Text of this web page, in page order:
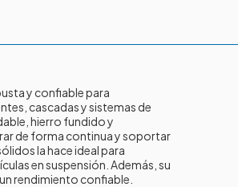
y confiable para
cascadas y sistemas de
hierro fundido y
de forma continua y soportar
la hace ideal para
en suspensión. Además, su
rendimiento confiable.